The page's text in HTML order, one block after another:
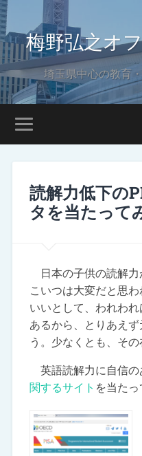
梅野弘之オ
埼玉県中心の教育
読解力低下の
タを当たって
日本の子供の読解力
こいつは大変だと思
いいとして、われわ
あるから、とりあえ
う。少なくとも、その
英語読解力に自信の
関するサイト を当たっ